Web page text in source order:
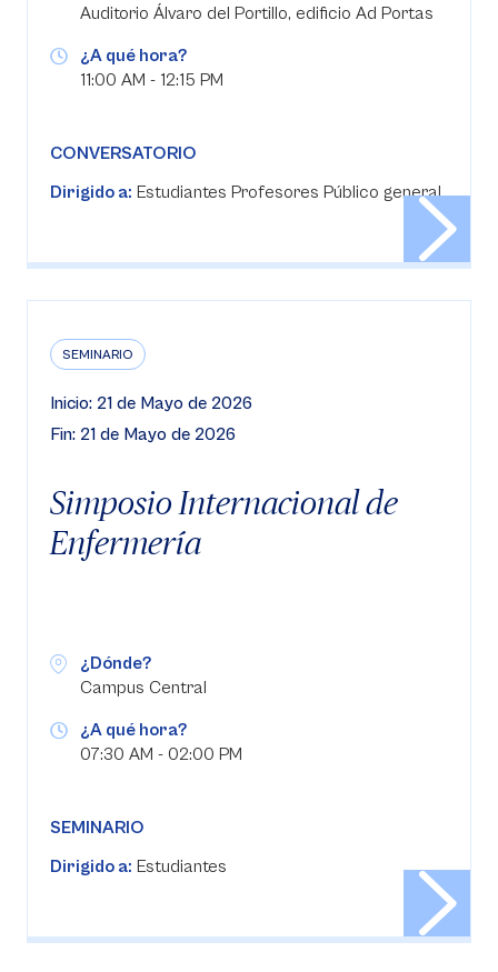
Auditorio Álvaro del Portillo, edificio Ad Portas
¿A qué hora?
11:00 AM - 12:15 PM
CONVERSATORIO
Dirigido a: Estudiantes Profesores Público general
SEMINARIO
Inicio: 21 de Mayo de 2026
Fin: 21 de Mayo de 2026
Simposio Internacional de
Enfermería
¿Dónde?
Campus Central
¿A qué hora?
07:30 AM - 02:00 PM
SEMINARIO
Dirigido a: Estudiantes